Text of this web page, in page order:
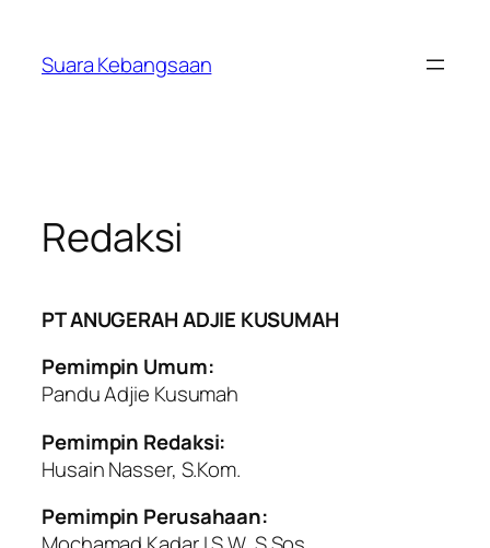
konten
Suara Kebangsaan
Redaksi
PT ANUGERAH ADJIE KUSUMAH
Pemimpin Umum:
Pandu Adjie Kusumah
Pemimpin Redaksi:
Husain Nasser, S.Kom.
Pemimpin Perusahaan: